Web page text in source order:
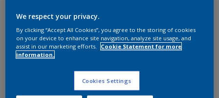
We respect your privacy.
By clicking “Accept All Cookies”, you agree to the storing of cookies
on your device to enhance site navigation, analyze site usage, and
assist in our marketing efforts.
Cookie Statement for more
information.
Cookies Settings